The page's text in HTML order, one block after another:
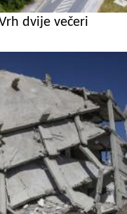
dvije večeri